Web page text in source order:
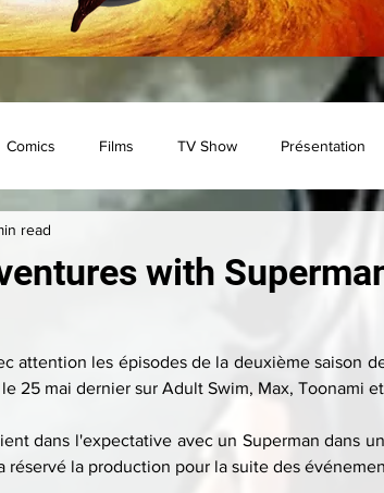
Comics Films TV Show Présentation
Brèves
with
read
attention les épisodes de la deuxième saison
25 mai dernier sur Adult Swim, Max, Toonami
dans l'expectative avec un Superman dans
réservé la production pour la suite des